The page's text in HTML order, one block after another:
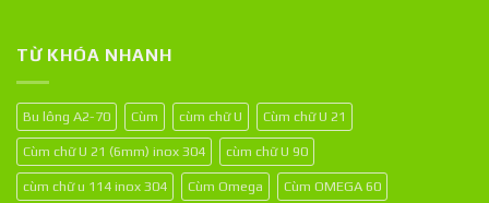
TỪ KHÓA NHANH
Bu lông A2-70 Cùm cùm chữ U Cùm chữ U 21
Cùm chữ U 21 (6mm) inox 304 cùm chữ U 90
cùm chữ u 114 inox 304 Cùm Omega Cùm OMEGA 60